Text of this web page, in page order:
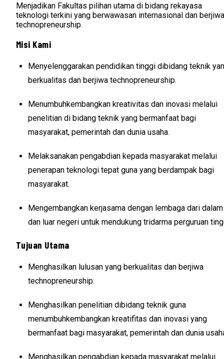
Menjadikan Fakultas pilihan utama di bidang rekayasa
teknologi terkini yang berwawasan internasional dan berjiwa
technopreneurship.
Misi Kami
Menyelenggarakan pendidikan tinggi dibidang teknik
berkualitas dan berjiwa technopreneurship.
Menumbuhkembangkan kreativitas dan inovasi melalui
penelitian di bidang teknik yang bermanfaat bagi
masyarakat, pemerintah dan dunia usaha.
Melaksanakan pengabdian kepada masyarakat melalui
penerapan teknologi tepat guna yang berdampak bagi
masyarakat.
Mengembangkan kerjasama dengan lembaga dari dalam
dan luar negeri untuk mendukung tridarma perguruan
Tujuan Utama
Menghasilkan lulusan yang berkualitas dan berjiwa
technopreneurship.
Menghasilkan penelitian dibidang teknik guna
menumbuhkembangkan kreatifitas dan inovasi yang
bermanfaat bagi masyarakat, pemerintah dan dunia
Menghasilkan pengabdian kepada masyarakat melalui